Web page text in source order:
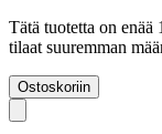
Tätä tuotetta on enää
tilaat suuremman
Ostoskoriin